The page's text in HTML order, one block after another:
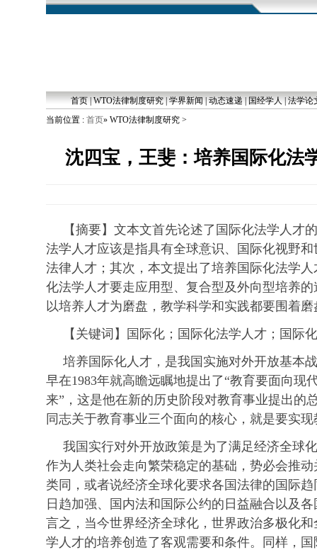
首页|WTO法律制度研究|学界新闻|动态速递|国经学人|法学论
当前位置 : 首页» WTO法律制度研究 >
沈四宝，王斐：培养国际化法
【摘要】文本文首先论述了国际化法学人才
法学人才应该是指具有全球意识、国际化视野
法律人才；其次，本文提出了培养国际化法学
化法学人才要走应用型、复合型及外向型培养
以培养人才为磨盘，教学科学和实践都要围着
【关键词】国际化；国际化法学人才；国际
培养国际化人才，是我国实施对外开放基本
早在1983年就高瞻远瞩地提出了“教育要面向现
来”，这是他在新的历史阶段对教育事业提出的
同志关于教育事业三个面向的核心，就是要实
我国实行对外开放政策是为了满足经济全球
作为人类社会走向繁荣稳定的基础，势必会推
类同，或者说经济全球化要求各国法律的国际
日趋加强、国内法和国际公约的日益融合以及
言之，当今世界经济全球化，世界政治多极化
学人才的培养创造了客观需要和条件。同样，